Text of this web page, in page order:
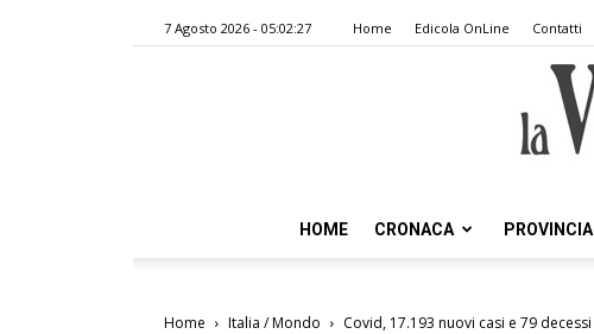
7 Agosto 2026 - 05:02:27 Home Edicola OnLine Contatti
HOME CRONACA PROVINCIA
Home Italia / Mondo Covid, 17.193 nuovi casi e 79 decessi